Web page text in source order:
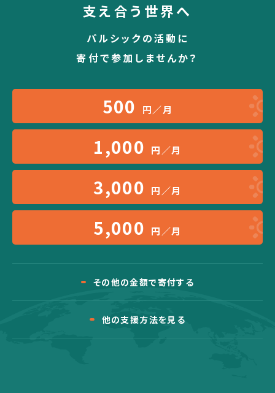
支え合う世界へ
パルシックの活動に
寄付で参加しませんか？
500 円／月
1,000 円／月
3,000 円／月
5,000 円／月
その他の金額で寄付する
他の支援方法を見る